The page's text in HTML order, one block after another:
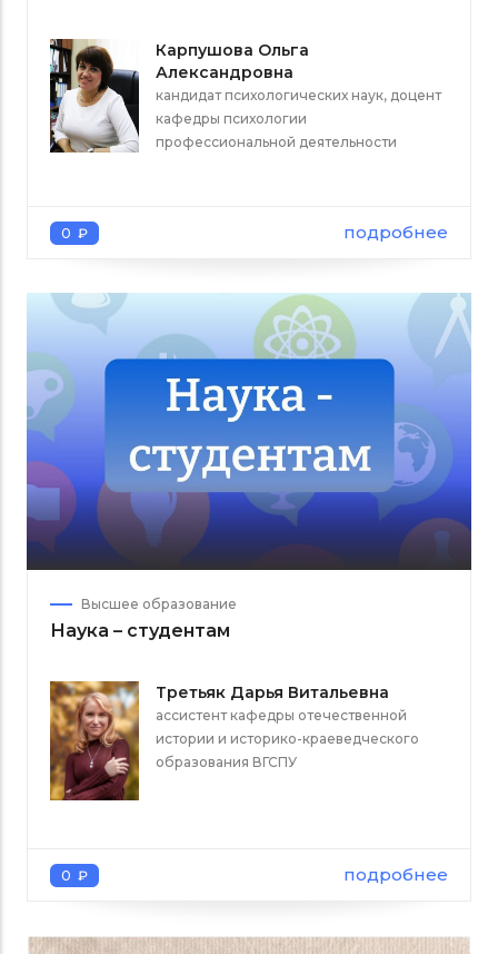
Карпушова Ольга
Александровна
кандидат психологических наук, доцент
кафедры психологии
профессиональной деятельности
0 ₽ подробнее
Высшее образование
Наука – студентам
Третьяк Дарья Витальевна
ассистент кафедры отечественной
истории и историко-краеведческого
образования ВГСПУ
0 ₽ подробнее